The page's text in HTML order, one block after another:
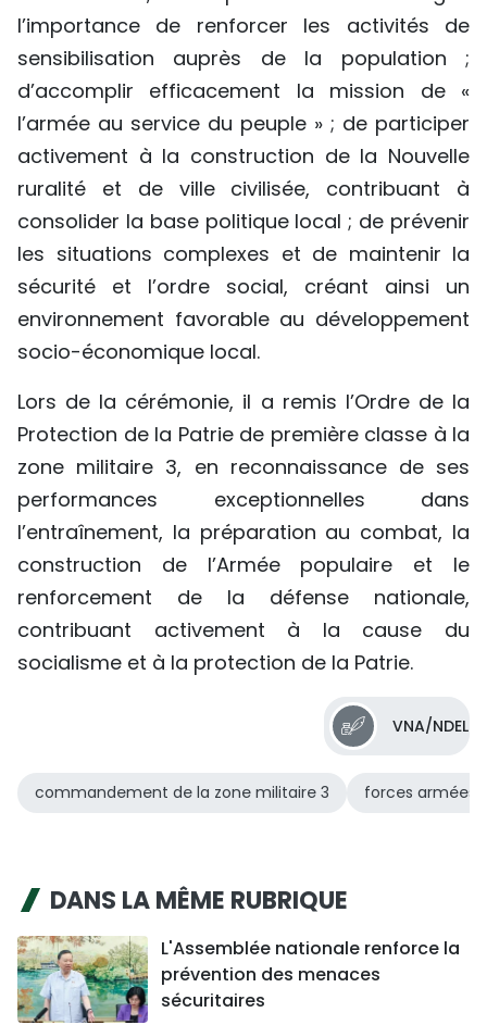
l’importance de renforcer les activités de
sensibilisation auprès de la population ;
d’accomplir efficacement la mission de «
l’armée au service du peuple » ; de participer
activement à la construction de la Nouvelle
ruralité et de ville civilisée, contribuant à
consolider la base politique local ; de prévenir
les situations complexes et de maintenir la
sécurité et l’ordre social, créant ainsi un
environnement favorable au développement
socio-économique local.
Lors de la cérémonie, il a remis l’Ordre de la
Protection de la Patrie de première classe à la
zone militaire 3, en reconnaissance de ses
performances exceptionnelles dans
l’entraînement, la préparation au combat, la
construction de l’Armée populaire et le
renforcement de la défense nationale,
contribuant activement à la cause du
socialisme et à la protection de la Patrie.
VNA/NDEL
commandement de la zone militaire 3 forces armées
DANS LA MÊME RUBRIQUE
L'Assemblée nationale renforce la
prévention des menaces
sécuritaires